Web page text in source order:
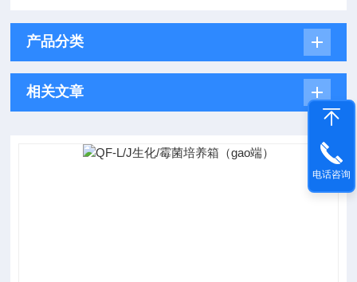
产品分类
相关文章
电话咨询